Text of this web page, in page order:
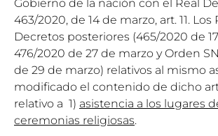
Gobierno de la nación con el Real
463/2020, de 14 de marzo, art. 11. Los
Decretos posteriores (465/2020 de
476/2020 de 27 de marzo y Orden
de 29 de marzo) relativos al mismo
modificado el contenido de dicho
relativo a 1) asistencia a los lugares
ceremonias religiosas.